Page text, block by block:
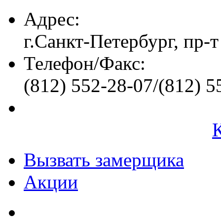
Адрес:
г.Санкт-Петербург, пр-
Телефон/Факс:
(812) 552-28-07/(812)
Вызвать замерщика
Акции